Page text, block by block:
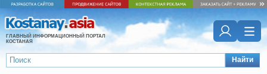
ГЛАВНЫЙ ИНФОРМАЦИОННЫЙ ПОРТАЛ
КОСТАНАЯ
Найти